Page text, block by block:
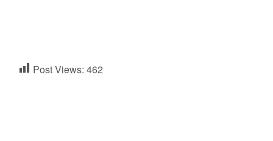
Post Views: 462